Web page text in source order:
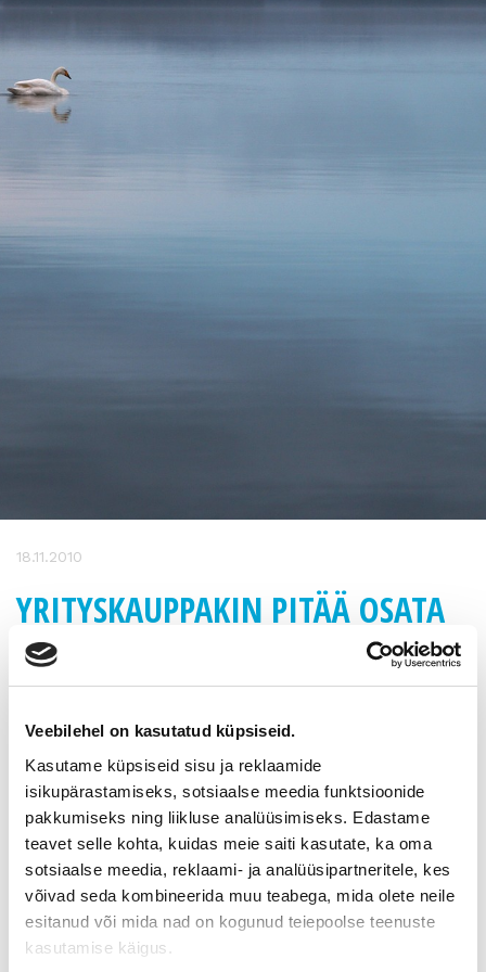
Veebilehel on kasutatud küpsiseid.
Kasutame küpsiseid sisu ja reklaamide
isikupärastamiseks, sotsiaalse meedia funktsioonide
pakkumiseks ning liikluse analüüsimiseks. Edastame
teavet selle kohta, kuidas meie saiti kasutate, ka oma
sotsiaalse meedia, reklaami- ja analüüsipartneritele, kes
võivad seda kombineerida muu teabega, mida olete neile
esitanud või mida nad on kogunud teiepoolse teenuste
kasutamise käigus.
18.11.2010
YRITYSKAUPPAKIN PITÄÄ OSATA
PAKETOIDA
yhtiöosuudet tai liiketoiminta. Ostaja hankkii täten yleensä
Kokonaisuus ei aina ole täsmälleen sama, jolla myyjä
liiketoimintaansa viimeksi on pyörittänyt.
Omistajanvaihdosta ajatellen yritystoiminnan rakenne saattaa
olla epätarkoituksenmukainen.
Omistaja voi haluta myydä koko yrityksen, mutta ostaja on
kiinnostunut ostamaan tietyn toiminnallisen kokonaisuuden.
Ratkaisu voi olla yritysrakenteen muokkaaminen esimerkiksi